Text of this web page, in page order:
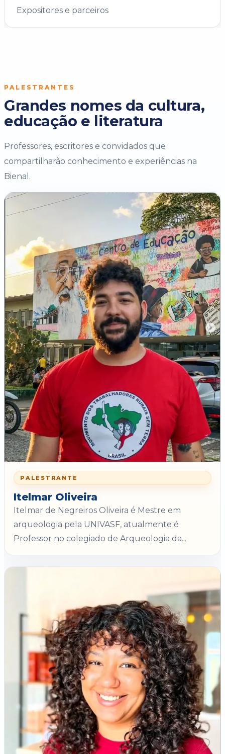
Expositores e parceiros
PALESTRANTES
Grandes nomes da cultura,
educação e literatura
Professores, escritores e convidados que
compartilharão conhecimento e experiências na
Bienal.
PALESTRANTE
Itelmar Oliveira
Itelmar de Negreiros Oliveira é Mestre em
arqueologia pela UNIVASF, atualmente é
Professor no colegiado de Arqueologia da...